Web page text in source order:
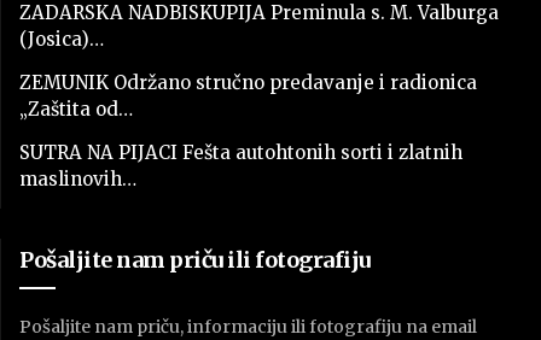
ZADARSKA NADBISKUPIJA Preminula s. M. Valburga
(Josica)…
ZEMUNIK Održano stručno predavanje i radionica
„Zaštita od…
SUTRA NA PIJACI Fešta autohtonih sorti i zlatnih
maslinovih…
Pošaljite nam priču ili fotografiju
Pošaljite nam priču, informaciju ili fotografiju na email